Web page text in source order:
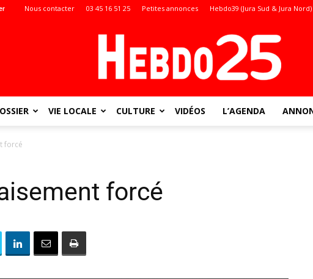
Nous contacter 03 45 16 51 25 Petites annonces Hebdo39 (Jura Sud & Jura Nord)
VIE LOCALE CULTURE VIDÉOS L’AGENDA
forcé
forcé